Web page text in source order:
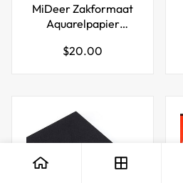
MiDeer Zakformaat
Aquarelpapier
Kinderen 3 Stuks
Normale
$20.00